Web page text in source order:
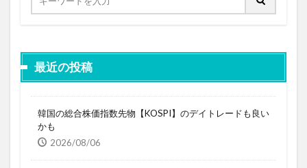
最近の投稿
韓国の総合株価指数先物【KOSPI】のデイトレードも良い
かも
2026/08/06